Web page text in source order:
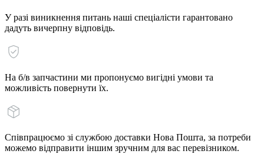
У разі виникнення питань наші спеціалісти гарантовано
дадуть вичерпну відповідь.
На б/в запчастини ми пропонуємо вигідні умови та
можливість повернути їх.
Співпрацюємо зі службою доставки Нова Пошта, за потреби
можемо відправити іншим зручним для вас перевізником.